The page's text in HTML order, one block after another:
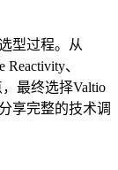
型过程。从
、
最终选择Valtio
享完整的技术调